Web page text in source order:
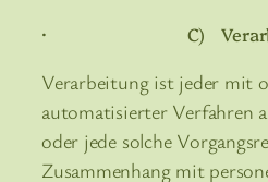
· C)
Verarbeitung ist jeder mit
automatisierter Verfahren
oder jede solche
Zusammenhang mit